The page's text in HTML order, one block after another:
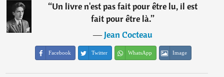
“Un livre n'est pas fait pour être lu, il est
fait pour être là.”
―Jean Cocteau
Facebook Twitter WhatsApp Image